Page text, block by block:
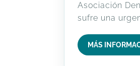
Asociación
sufre una
MÁS